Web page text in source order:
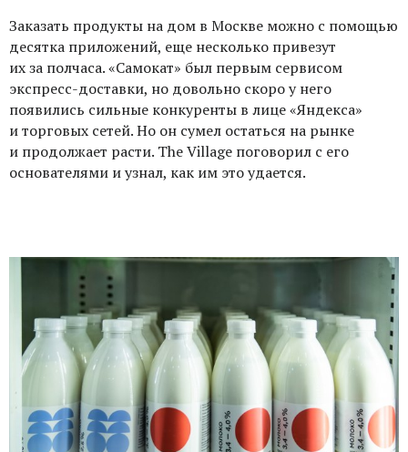
Заказать продукты на дом в Москве можно с помощью
десятка приложений, еще несколько привезут
их за полчаса. «Самокат» был первым сервисом
экспресс-доставки, но довольно скоро у него
появились сильные конкуренты в лице «Яндекса»
и торговых сетей. Но он сумел остаться на рынке
и продолжает расти. The Village поговорил с его
основателями и узнал, как им это удается.